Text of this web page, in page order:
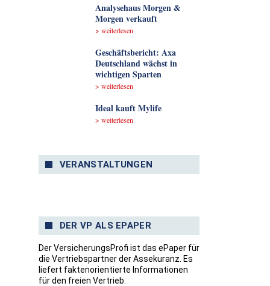
Analyse­haus Morgen &
Morgen verkauft
> weiterlesen
Geschäftsbericht: Axa
Deutschland wächst in
wichtigen Sparten
> weiterlesen
Ideal kauft Mylife
> weiterlesen
VERANSTALTUNGEN
DER VP ALS EPAPER
Der VersicherungsProfi ist das ePaper für
die Vertriebspartner der Assekuranz. Es
liefert faktenorientierte Informationen
für den freien Vertrieb.